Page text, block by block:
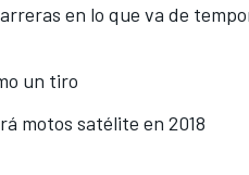
en lo que va de
un tiro
motos satélite en 2018